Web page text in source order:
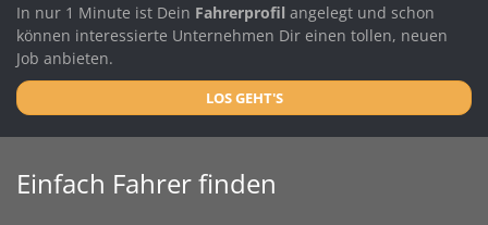
In nur 1 Minute ist Dein Fahrerprofil angelegt und schon
können interessierte Unternehmen Dir einen tollen, neuen
Job anbieten.
LOS GEHT'S
Einfach Fahrer finden